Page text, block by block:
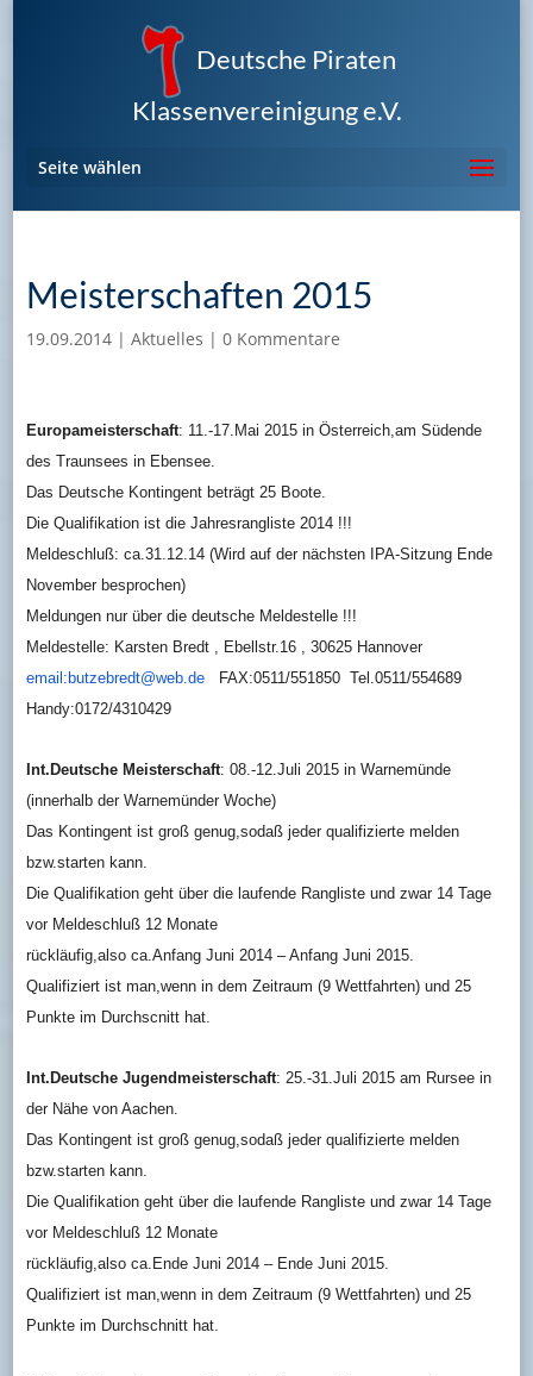
Deutsche Piraten
Klassenvereinigung e.V.
Seite wählen
Meisterschaften 2015
19.09.2014| Aktuelles | 0 Kommentare
Europameisterschaft: 11.-17.Mai 2015 in Österreich,am Südende
des Traunsees in Ebensee.
Das Deutsche Kontingent beträgt 25 Boote.
Die Qualifikation ist die Jahresrangliste 2014 !!!
Meldeschluß: ca.31.12.14 (Wird auf der nächsten IPA-Sitzung Ende
November besprochen)
Meldungen nur über die deutsche Meldestelle !!!
Meldestelle: Karsten Bredt , Ebellstr.16 , 30625 Hannover
email:butzebredt@web.deFAX:0511/551850 Tel.0511/554689
Handy:0172/4310429
Int.Deutsche Meisterschaft: 08.-12.Juli 2015 in Warnemünde
(innerhalb der Warnemünder Woche)
Das Kontingent ist groß genug,sodaß jeder qualifizierte melden
bzw.starten kann.
Die Qualifikation geht über die laufende Rangliste und zwar 14 Tage
vor Meldeschluß 12 Monate
rückläufig,also ca.Anfang Juni 2014 – Anfang Juni 2015.
Qualifiziert ist man,wenn in dem Zeitraum (9 Wettfahrten) und 25
Punkte im Durchscnitt hat.
Int.Deutsche Jugendmeisterschaft: 25.-31.Juli 2015 am Rursee in
der Nähe von Aachen.
Das Kontingent ist groß genug,sodaß jeder qualifizierte melden
bzw.starten kann.
Die Qualifikation geht über die laufende Rangliste und zwar 14 Tage
vor Meldeschluß 12 Monate
rückläufig,also ca.Ende Juni 2014 – Ende Juni 2015.
Qualifiziert ist man,wenn in dem Zeitraum (9 Wettfahrten) und 25
Punkte im Durchschnitt hat.